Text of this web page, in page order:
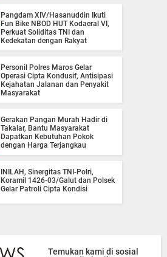
Pangdam XIV/Hasanuddin Ikuti
Fun Bike NBOD HUT Kodaeral VI,
Perkuat Soliditas TNI dan
Kedekatan dengan Rakyat
Personil Polres Maros Gelar
Operasi Cipta Kondusif, Antisipasi
Kejahatan Jalanan dan Penyakit
Masyarakat
Gerakan Pangan Murah Hadir di
Takalar, Bantu Masyarakat
Dapatkan Kebutuhan Pokok
dengan Harga Terjangkau
INILAH, Sinergitas TNI-Polri,
Koramil 1426-03/Galut dan Polsek
Gelar Patroli Cipta Kondisi
Temukan kami di sosial